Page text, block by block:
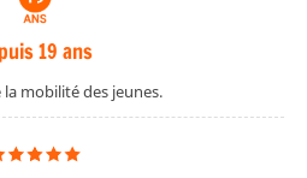
19 ans
la mobilité des jeunes.